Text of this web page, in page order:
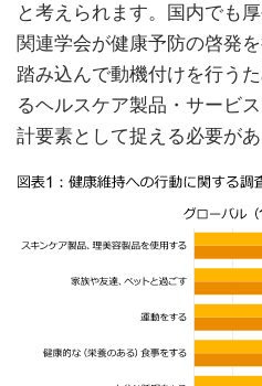
と考えられます。国内でも
関連学会が健康予防の啓発
踏み込んで動機付けを行う
るヘルスケア製品・サービ
計要素として捉える必要があ